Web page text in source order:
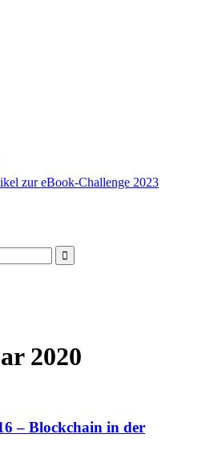
zur eBook-Challenge 2023
2020
– Blockchain in der